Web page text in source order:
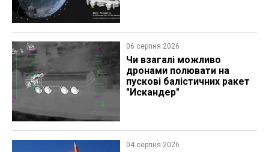
06 серпня 2026
Чи взагалі можливо
дронами полювати на
пускові балістичних ракет
"Искандер"
04 серпня 2026